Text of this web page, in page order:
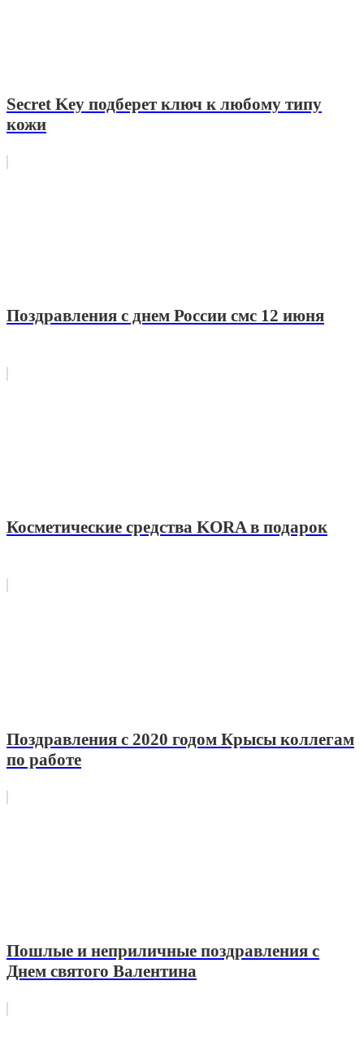
Secret Key подберет ключ к любому типу
кожи
Поздравления с днем России смс 12 июня
Косметические средства KORA в подарок
Поздравления с 2020 годом Крысы коллегам
по работе
Пошлые и неприличные поздравления с
Днем святого Валентина